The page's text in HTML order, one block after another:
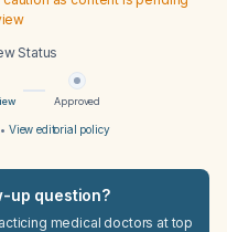
Status
Approved
• View editorial policy
up question?
medical doctors at top